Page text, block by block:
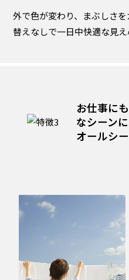
外で色が変わり、まぶしさ
替えなしで一日中快適な見え
お仕事に
なシーンに
オールシ